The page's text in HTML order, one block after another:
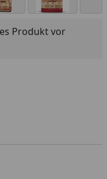
Produkt vor